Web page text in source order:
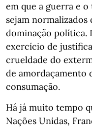
em que a guerra e
sejam
dominação política.
exercício de
crueldade do
de amordaçamento
consumação.
Há já muito tempo
Nações Unidas,